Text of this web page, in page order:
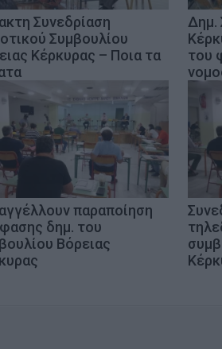
Συνεδρίαση
Συμβουλίου
Κέρκυρας – Ποια τα
Δημ.
του
παραποίηση
δημ. του
Βόρειας